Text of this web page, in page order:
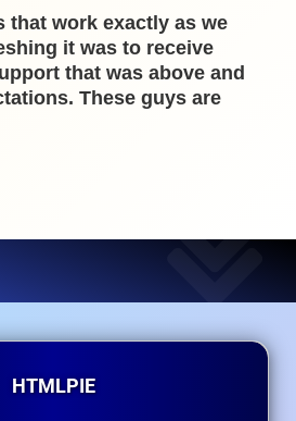
that work exactly as we
it was to receive
that was above and
These guys are
HTMLPIE